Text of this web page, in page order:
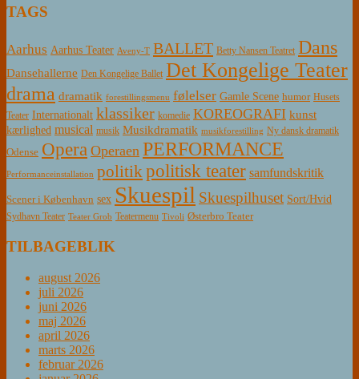
TAGS
Aarhus Aarhus Teater Aveny-T BALLET Betty Nansen Teatret Dans
Dansehallerne Den Kongelige Ballet Det Kongelige Teater
drama dramatik forestillingsmenu følelser Gamle Scene humor Husets
Teater Internationalt klassiker komedie KOREOGRAFI kunst
kærlighed musical musik Musikdramatik musikforestilling Ny dansk dramatik
Odense Opera Operaen PERFORMANCE
Performanceinstallation politikpolitisk teater samfundskritik
Scener i København sex Skuespil Skuespilhuset Sort/Hvid
Sydhavn Teater Teater Grob Teatermenu Tivoli Østerbro Teater
TILBAGEBLIK
august 2026
juli 2026
juni 2026
maj 2026
april 2026
marts 2026
februar 2026